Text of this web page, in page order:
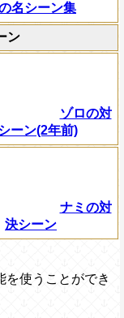
名シーン集
ン
ゾロの対
ーン(2年前)
ナミの対
決シーン
を使うことができ